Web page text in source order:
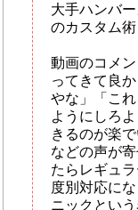
大手ハンバ
のカスタム術
動画のコメ
ってきて良
やな」「こ
ようにしろ
きるのが楽
などの声が
たらレギュ
度別対応に
ニックとい